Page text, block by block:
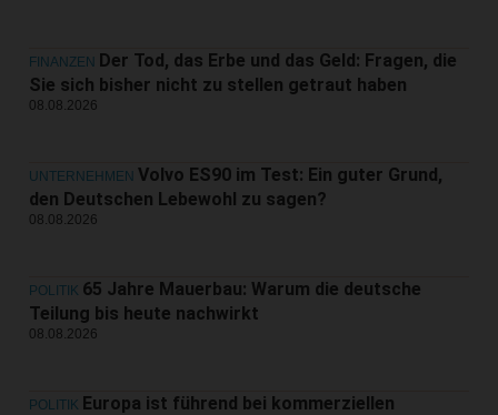
FINANZEN Der Tod, das Erbe und das Geld: Fragen, die
Sie sich bisher nicht zu stellen getraut haben
08.08.2026
UNTERNEHMEN Volvo ES90 im Test: Ein guter Grund,
den Deutschen Lebewohl zu sagen?
08.08.2026
POLITIK 65 Jahre Mauerbau: Warum die deutsche
Teilung bis heute nachwirkt
08.08.2026
POLITIK Europa ist führend bei kommerziellen